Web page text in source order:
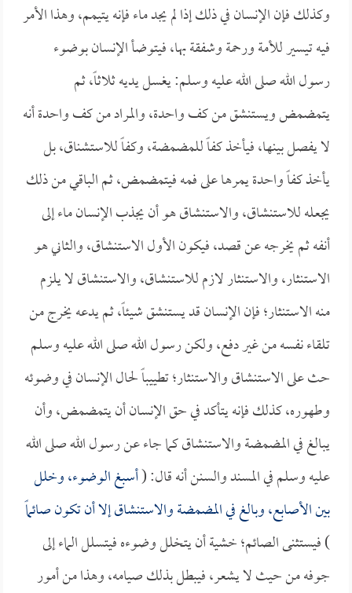
وكذلك فإن الإنسان في ذلك إذا لم يجد ماء فإنه يتيمم، وهذا الأمر
فيه تيسير للأمة ورحمة وشفقة بها، فيتوضأ الإنسان بوضوء
رسول الله صلى الله عليه وسلم: يغسل يديه ثلاثاً، ثم
يتمضمض ويستنشق من كف واحدة، والمراد من كف واحدة أنه
لا يفصل بينها، فيأخذ كفاً للمضمضة، وكفاً للاستشناق، بل
يأخذ كفاً واحدة يمرها على فمه فيتمضمض، ثم الباقي من ذلك
يجعله للاستنشاق، والاستنشاق هو أن يجذب الإنسان ماء إلى
أنفه ثم يخرجه عن قصد، فيكون الأول الاستنشاق، والثاني هو
الاستنثار، والاستنثار لازم للاستنشاق، والاستنشاق لا يلزم
منه الاستنثار؛ فإن الإنسان قد يستنشق شيئاً، ثم يدعه يخرج من
تلقاء نفسه من غير دفع، ولكن رسول الله صلى الله عليه وسلم
حث على الاستنشاق والاستنثار؛ تطييباً لحال الإنسان في وضوئه
وطهوره، كذلك فإنه يتأكد في حق الإنسان أن يتمضمض، وأن
يبالغ في المضمضة والاستنشاق كما جاء عن رسول الله صلى الله
عليه وسلم في المسند والسنن أنه قال: (أسبغ الوضوء، وخلل
بين الأصابع، وبالغ في المضمضة والاستنشاق إلا أن تكون صائماً
) فيستثنى الصائم؛ خشية أن يتخلل وضوءه فيتسلل الماء إلى
جوفه من حيث لا يشعر، فيبطل بذلك صيامه، وهذا من أمور